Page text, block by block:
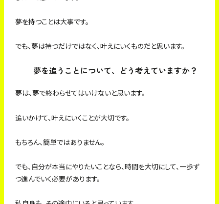
夢を持つことは大事です。
でも、夢は持つだけではなく、叶えにいくものだと思います。
夢を追うことについて、どう考えていますか？
夢は、夢で終わらせてはいけないと思います。
追いかけて、叶えにいくことが大切です。
もちろん、簡単ではありません。
でも、自分が本当にやりたいことなら、時間を大切にして、一歩ず
つ進んでいく必要があります。